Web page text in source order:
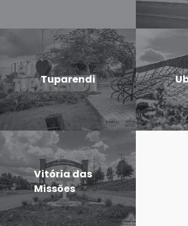
Tuparendi
Vitória das
Missões